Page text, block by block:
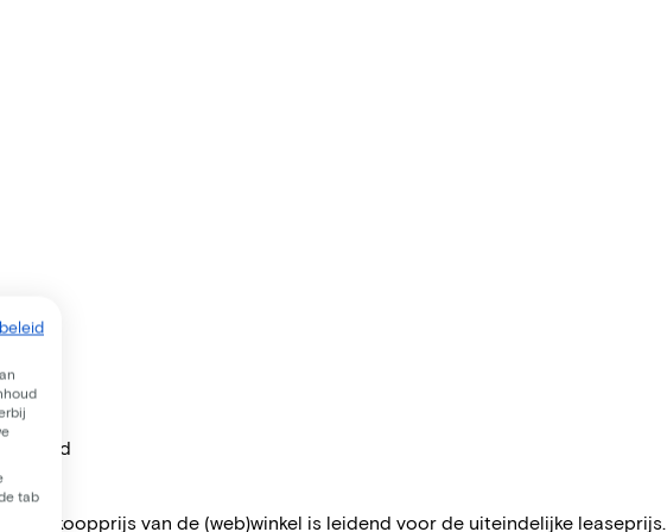
maand
verkoopprijs van de (web)winkel is leidend voor de uiteindelijke leaseprijs.
tab